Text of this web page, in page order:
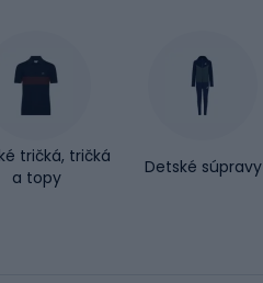
tričká, tričká
a topy
Detské súpravy